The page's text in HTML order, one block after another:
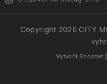
Copyright 2026 CITY
Vytvořil Shoptet